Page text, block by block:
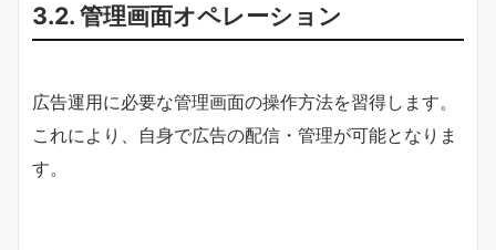
3.2. 管理画面オペレーション
広告運用に必要な管理画面の操作方法を習得します。
これにより、自身で広告の配信・管理が可能となりま
す。